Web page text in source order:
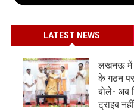
LATEST NEWS
लखनऊ में
के गठन पर
बोले- अब
ट्राइब